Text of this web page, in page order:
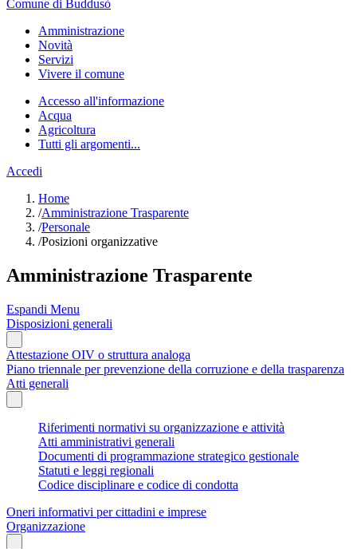
Comune di Buddusò
Amministrazione
Novità
Servizi
Vivere il comune
Accesso all'informazione
Acqua
Agricoltura
Tutti gli argomenti...
Accedi
Home
/Amministrazione Trasparente
/Personale
/Posizioni organizzative
Amministrazione Trasparente
Espandi Menu
Disposizioni generali
Attestazione OIV o struttura analoga
Piano triennale per prevenzione della corruzione e della trasparenza
Atti generali
Riferimenti normativi su organizzazione e attività
Atti amministrativi generali
Documenti di programmazione strategico gestionale
Statuti e leggi regionali
Codice disciplinare e codice di condotta
Oneri informativi per cittadini e imprese
Organizzazione